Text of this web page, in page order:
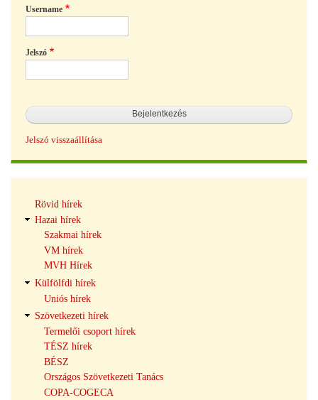
Username
Jelszó
Jelszó visszaállítása
navigáció
Rövid hírek
Hazai hírek
Szakmai hírek
VM hírek
MVH Hírek
Külfölfdi hírek
Uniós hírek
Szövetkezeti hírek
Termelői csoport hírek
TÉSZ hírek
BÉSZ
Országos Szövetkezeti Tanács
COPA-COGECA